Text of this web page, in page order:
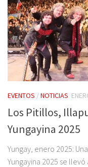
EVENTOS /NOTICIAS
Los Pitillos,
Yungayina 2025
Yungay, enero 2025:
Yungayina 2025 se